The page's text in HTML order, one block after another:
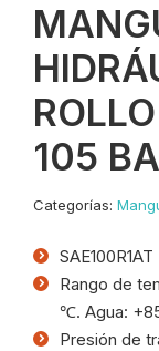
105
Categorías:
SAE100R1AT
Rango de
℃. Agua:
Presión de